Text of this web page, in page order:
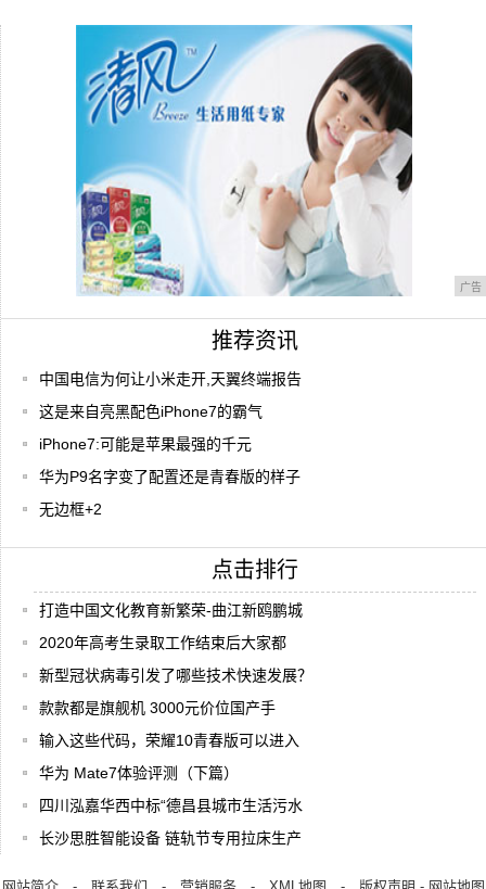
iPhoneX刘海火了,摩托罗拉这台手机下巴
广告
推荐资讯
中国电信为何让小米走开,天翼终端报告
这是来自亮黑配色iPhone7的霸气
iPhone7:可能是苹果最强的千元
华为P9名字变了配置还是青春版的样子
无边框+2
点击排行
打造中国文化教育新繁荣-曲江新鸥鹏城
2020年高考生录取工作结束后大家都
新型冠状病毒引发了哪些技术快速发展？
款款都是旗舰机 3000元价位国产手
输入这些代码，荣耀10青春版可以进入
华为 Mate7体验评测（下篇）
四川泓嘉华西中标“德昌县城市生活污水
长沙思胜智能设备 链轨节专用拉床生产